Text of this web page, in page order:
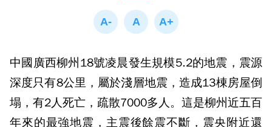
中國廣西柳州18號凌晨發生規模5.2的地震，震源
深度只有8公里，屬於淺層地震，造成13棟房屋倒
塌，有2人死亡，疏散7000多人。這是柳州近五百
年來的最強地震，主震後餘震不斷，震央附近還